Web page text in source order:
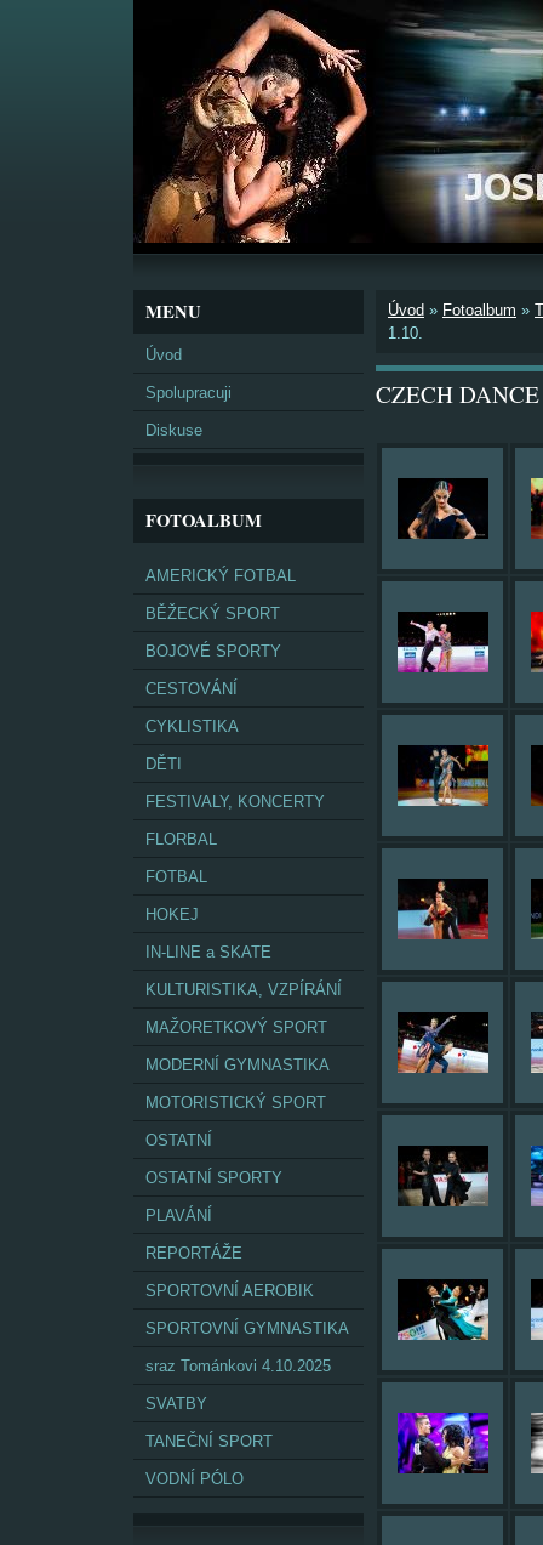
MENU
Úvod
Spolupracuji
Diskuse
FOTOALBUM
AMERICKÝ FOTBAL
BĚŽECKÝ SPORT
BOJOVÉ SPORTY
CESTOVÁNÍ
CYKLISTIKA
DĚTI
FESTIVALY, KONCERTY
FLORBAL
FOTBAL
HOKEJ
IN-LINE a SKATE
KULTURISTIKA, VZPÍRÁNÍ
MAŽORETKOVÝ SPORT
MODERNÍ GYMNASTIKA
MOTORISTICKÝ SPORT
OSTATNÍ
OSTATNÍ SPORTY
PLAVÁNÍ
REPORTÁŽE
SPORTOVNÍ AEROBIK
SPORTOVNÍ GYMNASTIKA
sraz Tománkovi 4.10.2025
SVATBY
TANEČNÍ SPORT
VODNÍ PÓLO
Úvod » Fotoalbum »
1.10.
CZECH